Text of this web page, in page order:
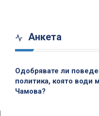
Анкета
Одобрявате ли
политика, която води
Чамова?